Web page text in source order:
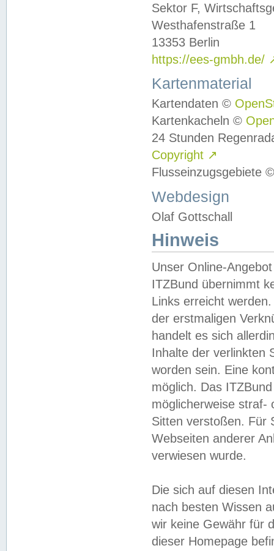
Sektor F,
Westhafenstraße 1
13353 Berlin
https://ees-gmbh.de/
Kartenmaterial
Kartendaten ©
Kartenkacheln ©
24 Stunden
Copyright ↗
Flusseinzugsgebiete
Webdesign
Olaf Gottschall
Hinweis
Unser Online-
ITZBund übernimmt
Links erreicht
der erstmaligen
handelt es sich
Inhalte der verlinkten
worden sein. Eine
möglich. Das
möglicherweise straf-
Sitten verstoßen. Für
Webseiten anderer
verwiesen wurde.
Die sich auf diesen
nach besten Wissen
wir keine Gewähr für
dieser Homepage